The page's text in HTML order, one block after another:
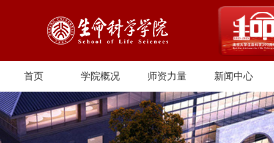
首页 学院概况 师资力量 新闻中心